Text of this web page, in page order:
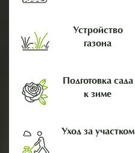
Устройство
газона
Подготовка сада
к зиме
Уход за участком